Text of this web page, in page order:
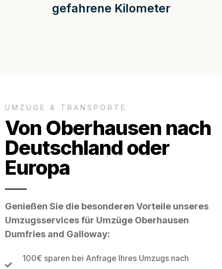
gefahrene Kilometer
UMZÜGE & TRANSPORTE
Von Oberhausen nach
Deutschland oder
Europa
Genießen Sie die besonderen Vorteile unseres
Umzugsservices für Umzüge Oberhausen
Dumfries and Galloway:
100€ sparen bei Anfrage Ihres Umzugs nach